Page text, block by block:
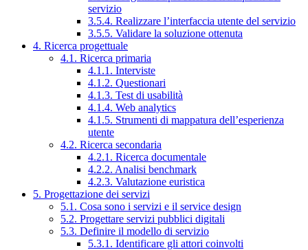
servizio
3.5.4. Realizzare l’interfaccia utente del servizio
3.5.5. Validare la soluzione ottenuta
4. Ricerca progettuale
4.1. Ricerca primaria
4.1.1. Interviste
4.1.2. Questionari
4.1.3. Test di usabilità
4.1.4. Web analytics
4.1.5. Strumenti di mappatura dell’esperienza
utente
4.2. Ricerca secondaria
4.2.1. Ricerca documentale
4.2.2. Analisi benchmark
4.2.3. Valutazione euristica
5. Progettazione dei servizi
5.1. Cosa sono i servizi e il service design
5.2. Progettare servizi pubblici digitali
5.3. Definire il modello di servizio
5.3.1. Identificare gli attori coinvolti